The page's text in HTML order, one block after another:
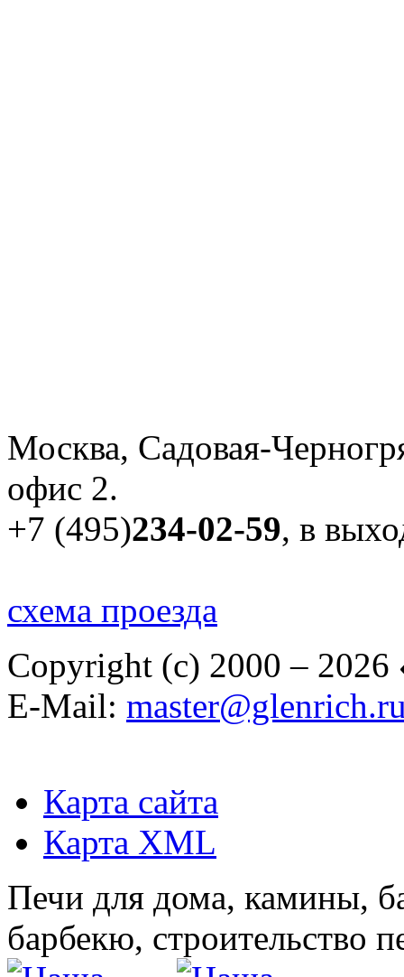
Москва, Садовая-
офис 2.
+7 (495)234-02-59, в
схема проезда
Copyright (c) 2000 – 2026
E-Mail:
Карта сайта
Карта XML
Печи для дома, камины,
барбекю, строительство